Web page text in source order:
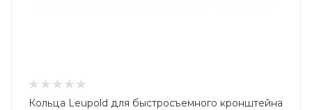
Кольца Leupold для быстросъемного кронштейна